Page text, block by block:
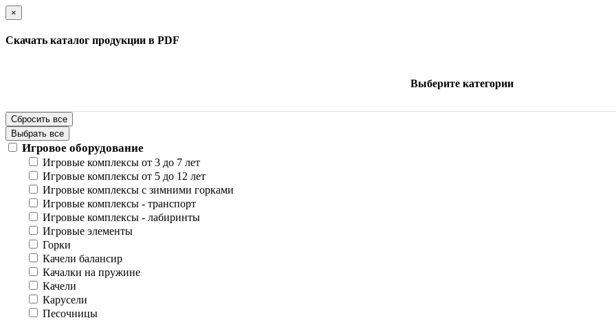
×
Скачать каталог продукции в PDF
Выберите категории
Сбросить все
Выбрать все
Игровое оборудование
Игровые комплексы от 3 до 7 лет
Игровые комплексы от 5 до 12 лет
Игровые комплексы с зимними горками
Игровые комплексы - транспорт
Игровые комплексы - лабиринты
Игровые элементы
Горки
Качели балансир
Качалки на пружине
Качели
Карусели
Песочницы